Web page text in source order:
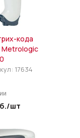
кода
Metrologic
17634
/шт